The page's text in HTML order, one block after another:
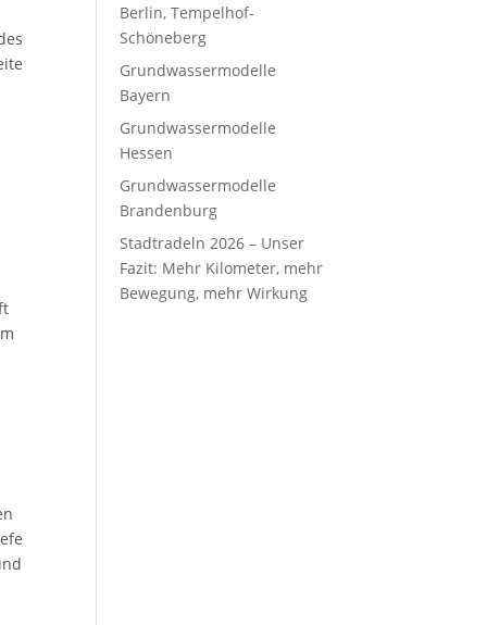
Berlin, Tempelhof-
Schöneberg
Grundwassermodelle
Bayern
Grundwassermodelle
Hessen
Grundwassermodelle
Brandenburg
Stadtradeln 2026 – Unser
Fazit: Mehr Kilometer, mehr
Bewegung, mehr Wirkung